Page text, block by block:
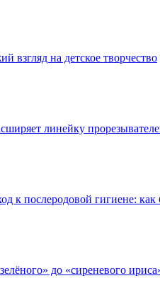
взгляд на детское творчество
линейку
к послеродовой гигиене:
до «сиреневого